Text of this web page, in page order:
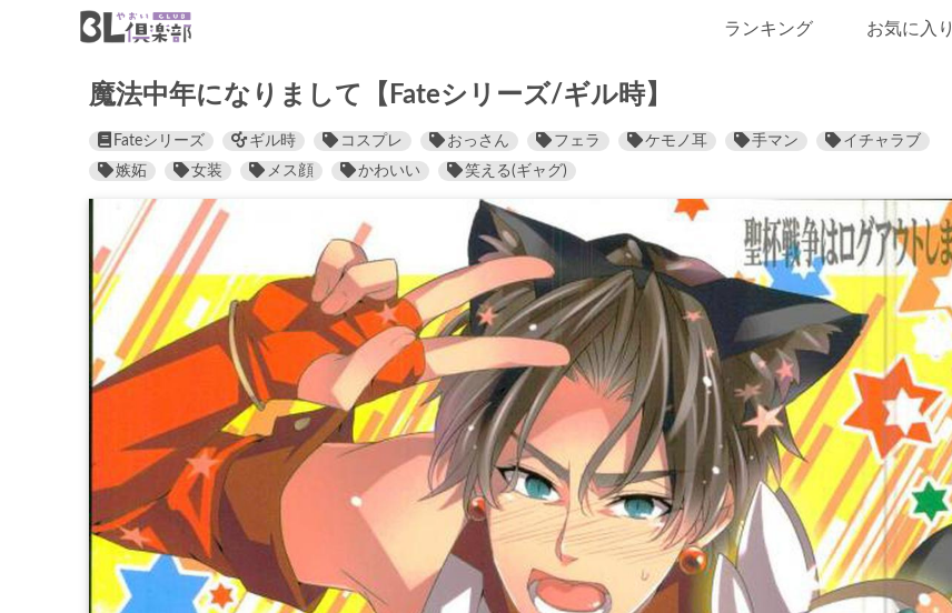
ランキング お気に入り
魔法中年になりまして【Fateシリーズ/ギル時】
Fateシリーズ ギル時 コスプレ おっさん フェラ ケモノ耳 手マン
イチャラブ
嫉妬
女装 メス顔 かわいい 笑える(ギャグ)